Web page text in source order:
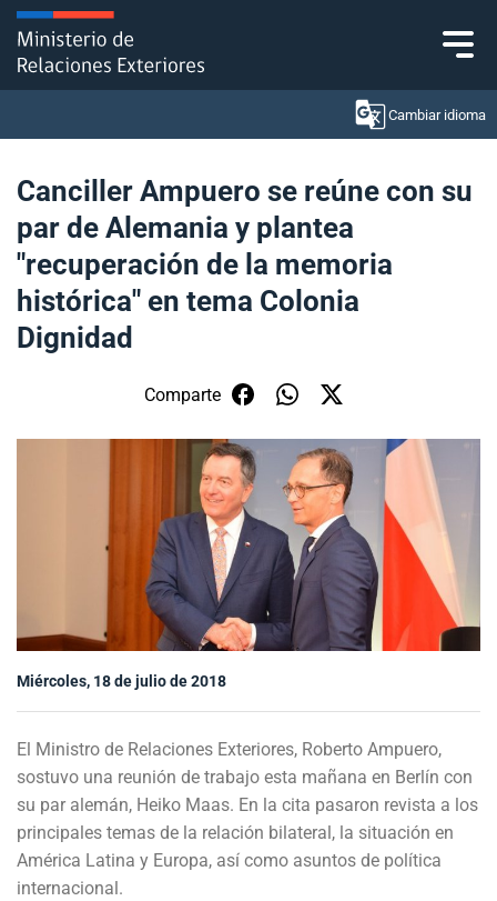
Click acá para ir directamente al contenido
Cambiar idioma
Ministerio
Política Exterior
Embajadas y consulados
Servicios ciudadanos
Subsecretaría de Relaciones Económicas
modo claro
Canciller Ampuero se reúne con su
par de Alemania y plantea
"recuperación de la memoria
histórica" en tema Colonia
Dignidad
Comparte
Miércoles, 18 de julio de 2018
El Ministro de Relaciones Exteriores, Roberto Ampuero,
sostuvo una reunión de trabajo esta mañana en Berlín con
su par alemán, Heiko Maas. En la cita pasaron revista a los
principales temas de la relación bilateral, la situación en
América Latina y Europa, así como asuntos de política
internacional.